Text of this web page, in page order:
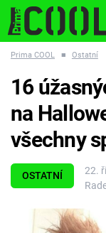
ESCAPE PLNEJ
Témata
Filmy
Prima COOL ■ Ostatní
OSTATNÍ
22.
16
na
všechny